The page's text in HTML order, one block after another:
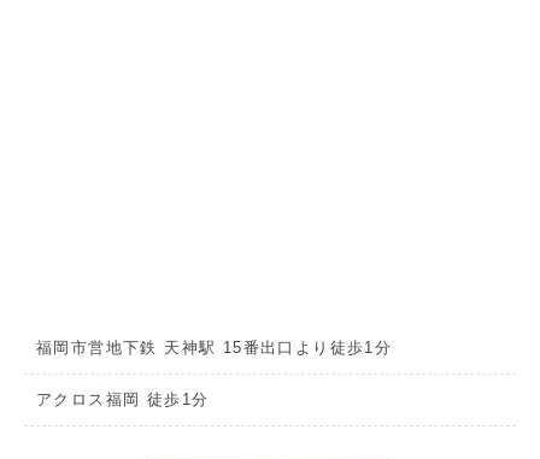
福岡市営地下鉄 天神駅 15番出口より徒歩1分
アクロス福岡 徒歩1分